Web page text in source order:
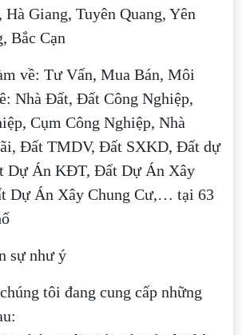
Hà Giang, Tuyên Quang, Yên
Bắc Cạn
về: Tư Vấn, Mua Bán, Môi
Nhà Đất, Đất Công Nghiệp,
Cụm Công Nghiệp, Nhà
Đất TMDV, Đất SXKD, Đất dự
Dự Án KĐT, Đất Dự Án Xây
Dự Án Xây Chung Cư,… tại 63
sự như ý
tôi đang cung cấp những